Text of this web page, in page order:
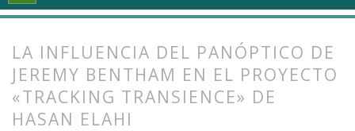
LA INFLUENCIA DEL PANÓPTICO DE
JEREMY BENTHAM EN EL PROYECTO
«TRACKING TRANSIENCE» DE
HASAN ELAHI